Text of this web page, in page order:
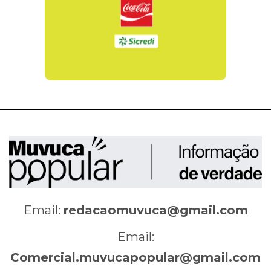
Email: redacaomuvuca@gmail.com
Email:
Comercial.muvucapopular@gmail.com